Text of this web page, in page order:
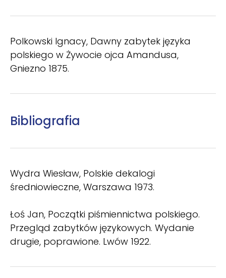
Polkowski Ignacy, Dawny zabytek języka
polskiego w Żywocie ojca Amandusa,
Gniezno 1875.
Bibliografia
Wydra Wiesław, Polskie dekalogi
średniowieczne, Warszawa 1973.
Łoś Jan, Początki piśmiennictwa polskiego.
Przegląd zabytków językowych. Wydanie
drugie, poprawione. Lwów 1922.